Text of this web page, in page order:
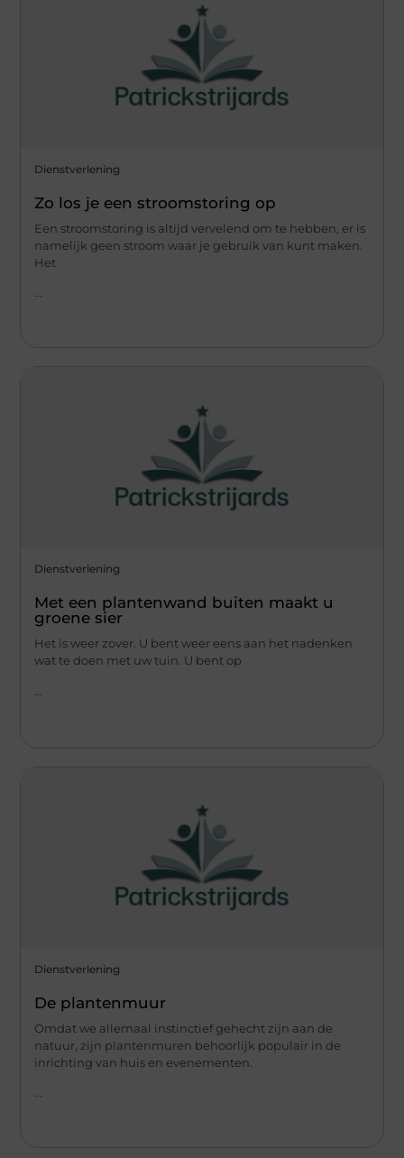
Dienstverlening
Zo los je een stroomstoring op
Een stroomstoring is altijd vervelend om te hebben, er is
namelijk geen stroom waar je gebruik van kunt maken.
Het
Dienstverlening
Met een plantenwand buiten maakt u
groene sier
Het is weer zover. U bent weer eens aan het nadenken
wat te doen met uw tuin. U bent op
Dienstverlening
De plantenmuur
Omdat we allemaal instinctief gehecht zijn aan de
natuur, zijn plantenmuren behoorlijk populair in de
inrichting van huis en evenementen.